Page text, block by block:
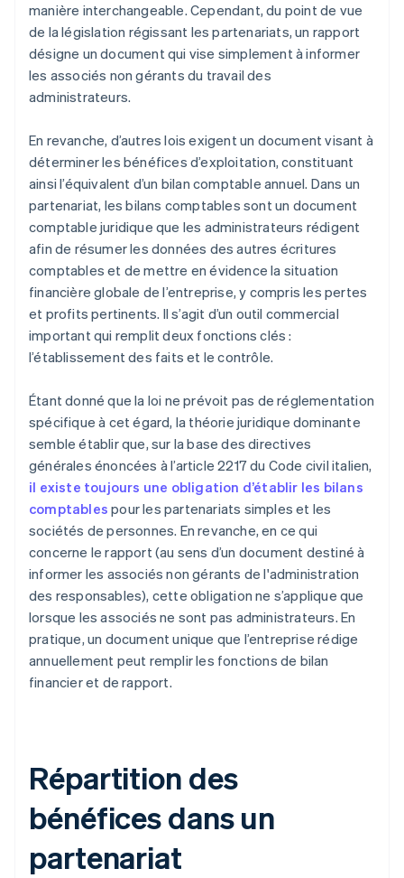
manière interchangeable. Cependant, du point de vue
de la législation régissant les partenariats, un rapport
désigne un document qui vise simplement à informer
les associés non gérants du travail des
administrateurs.
En revanche, d’autres lois exigent un document visant à
déterminer les bénéfices d’exploitation, constituant
ainsi l’équivalent d’un bilan comptable annuel. Dans un
partenariat, les bilans comptables sont un document
comptable juridique que les administrateurs rédigent
afin de résumer les données des autres écritures
comptables et de mettre en évidence la situation
financière globale de l’entreprise, y compris les pertes
et profits pertinents. Il s’agit d’un outil commercial
important qui remplit deux fonctions clés :
l’établissement des faits et le contrôle.
Étant donné que la loi ne prévoit pas de réglementation
spécifique à cet égard, la théorie juridique dominante
semble établir que, sur la base des directives
générales énoncées à l’article 2217 du Code civil italien,
il existe toujours une obligation d’établir les bilans
comptables pour les partenariats simples et les
sociétés de personnes. En revanche, en ce qui
concerne le rapport (au sens d’un document destiné à
informer les associés non gérants de l'administration
des responsables), cette obligation ne s’applique que
lorsque les associés ne sont pas administrateurs. En
pratique, un document unique que l’entreprise rédige
annuellement peut remplir les fonctions de bilan
financier et de rapport.
Répartition des
bénéfices dans un
partenariat